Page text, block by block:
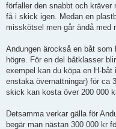
förfaller den snabbt och kräver
få i skick igen. Medan en
misskötsel men går ändå med
Andungen ärockså en båt
högre. För en del båtklasser
exempel kan du köpa en H-
enstaka övernattningar) för ca
skick kan kosta över 200 000
Detsamma verkar gälla för
begär man nästan 300 000 kr